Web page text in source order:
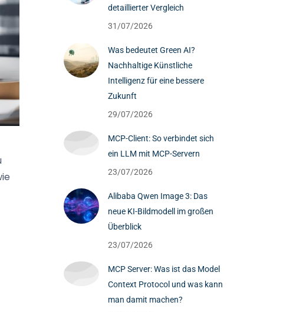
detaillierter Vergleich
31/07/2026
Was bedeutet Green AI?
Nachhaltige Künstliche
Intelligenz für eine bessere
Zukunft
29/07/2026
MCP-Client: So verbindet sich
ein LLM mit MCP-Servern
23/07/2026
Alibaba Qwen Image 3: Das
neue KI-Bildmodell im großen
Überblick
23/07/2026
MCP Server: Was ist das Model
Context Protocol und was kann
man damit machen?